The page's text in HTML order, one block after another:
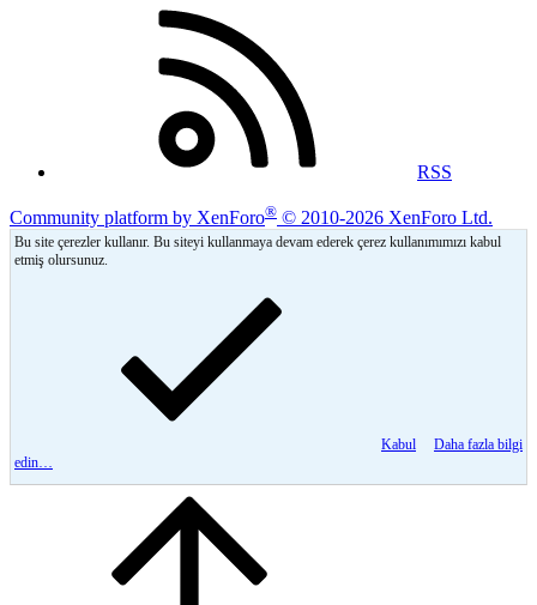
RSS
Community platform by XenForo® © 2010-2026 XenForo Ltd.
Bu site çerezler kullanır. Bu siteyi kullanmaya devam ederek çerez kullanımımızı kabul
etmiş olursunuz.
Kabul
Daha fazla bilgi
edin…